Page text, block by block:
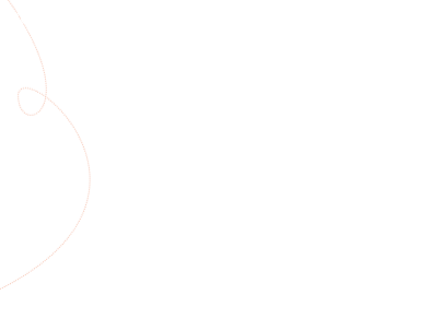
Faire un don à MARRAINE ET VOUS